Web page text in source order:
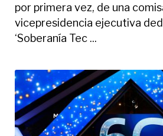
por primera vez, de una
vicepresidencia ejecutiva
‘Soberanía Tec ...